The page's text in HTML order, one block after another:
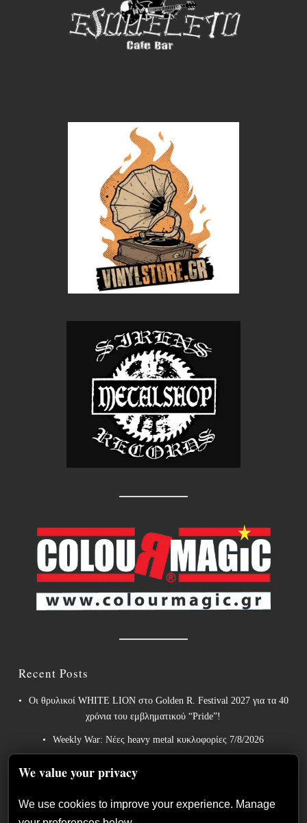
Recent Posts
Οι θρυλικοί WHITE LION στο Golden R. Festival 2027 για τα 40
χρόνια του εμβληματικού “Pride”!
Weekly War: Νέες heavy metal κυκλοφορίες 7/8/2026
Lost, Nevermore, Lamb of God και ένα ιδανικό φινάλε στο
Οι Γερμανοί πρωτοπόροι του συμφωνικού metal XANDRIA
We value your privacy
We use cookies to improve your experience. Manage